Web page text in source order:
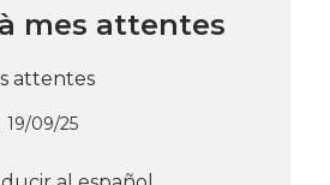
Passione
Team
el
Tue
mes attentes
attentes
Fecha
publicación
19/09/25